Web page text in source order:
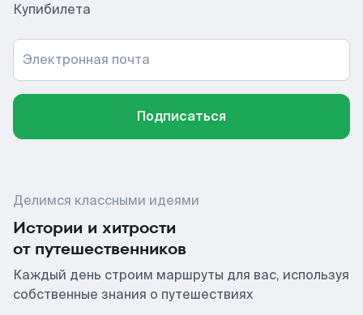
Купибилета
Электронная почта
Подписаться
Делимся классными идеями
Истории и хитрости
от путешественников
Каждый день строим маршруты для вас, используя
собственные знания о путешествиях